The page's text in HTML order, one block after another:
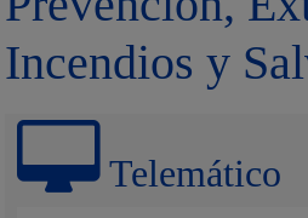
Incendios y
Telemático